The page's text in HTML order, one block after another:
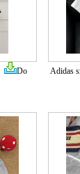
Do
Adidas